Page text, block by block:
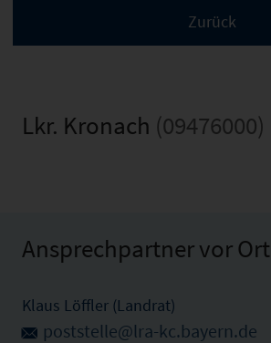
Lkr. Kronach (09476000)
Ansprechpartner vor Ort
Klaus Löffler (Landrat)
poststelle@lra-kc.bayern.de